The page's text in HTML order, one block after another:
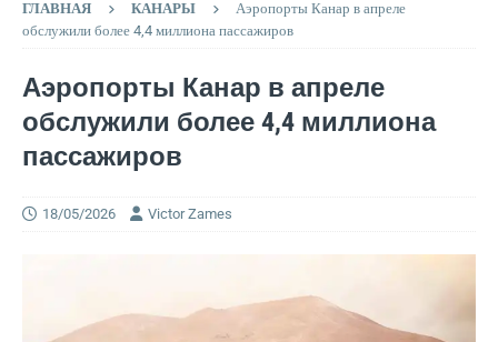
ГЛАВНАЯ КАНАРЫ
Аэропорты Канар в апреле
обслужили более 4,4 миллиона пассажиров
Аэропорты Канар в апреле
обслужили более 4,4 миллиона
пассажиров
18/05/2026 Victor Zames